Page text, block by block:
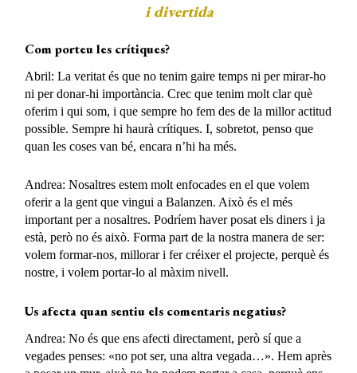
i divertida
Com porteu les crítiques?
Abril: La veritat és que no tenim gaire temps ni per mirar-ho
ni per donar-hi importància. Crec que tenim molt clar què
oferim i qui som, i que sempre ho fem des de la millor actitud
possible. Sempre hi haurà crítiques. I, sobretot, penso que
quan les coses van bé, encara n’hi ha més.
Andrea: Nosaltres estem molt enfocades en el que volem
oferir a la gent que vingui a Balanzen. Això és el més
important per a nosaltres. Podríem haver posat els diners i ja
està, però no és això. Forma part de la nostra manera de ser:
volem formar-nos, millorar i fer créixer el projecte, perquè és
nostre, i volem portar-lo al màxim nivell.
Us afecta quan sentiu els comentaris negatius?
Andrea: No és que ens afecti directament, però sí que a
vegades penses: «no pot ser, una altra vegada…». Hem après